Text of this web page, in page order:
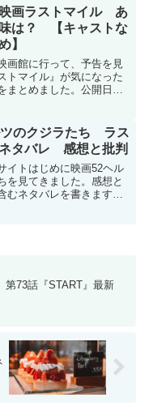
は『余命10年』『正体』
画ラストマイル あ
は？ 【キャストな
】
画館に行って、予告を見
トマイル』が気になった
まとめました。公開日
最強タッグが送る『アン
ツのクジラたち ラス
タバレ 感想と批判
イトはじめに映画52ヘル
を見てきました。感想と
むネタバレを書きます。
73話『START』最新